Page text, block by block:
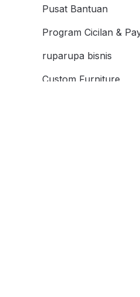
Pusat Bantuan
Program Cicilan &
ruparupa bisnis
Custom Furniture